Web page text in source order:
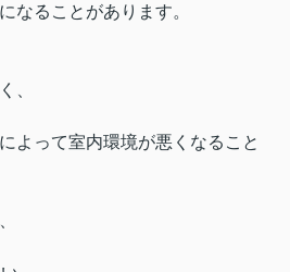
なることがあります。
、
よって室内環境が悪くなること